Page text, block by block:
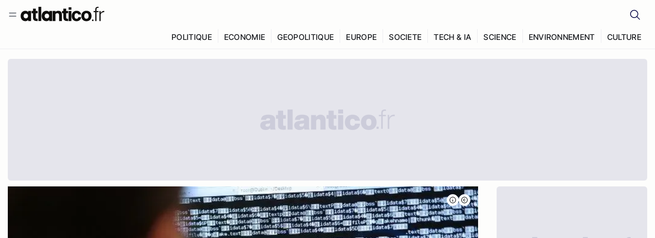
POLITIQUE ECONOMIE GEOPOLITIQUE EUROPE SOCIETE TECH & IA SCIENCE ENVIRONNEMENT CULTURE